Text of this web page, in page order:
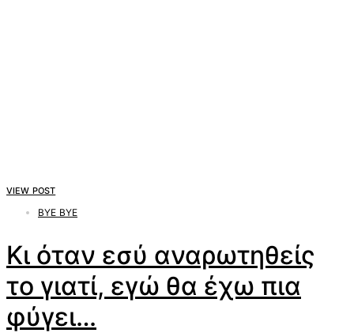
VIEW POST
BYE BYE
Κι όταν εσύ αναρωτηθείς
το γιατί, εγώ θα έχω πια
φύγει…